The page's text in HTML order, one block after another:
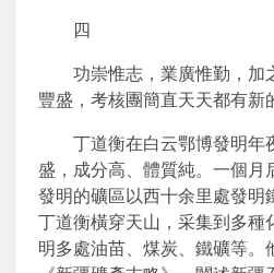
四
功崇惟志，業廣惟勤，加
豐盛，考核團簡直天天都有新
丁道衡在白云鄂博發明年
盛，成分高、體質純。一個
發明的礦區以西十余里處發明
丁道衡橫穿天山，采集到多種
明多處油苗、煤炭、鐵礦等。